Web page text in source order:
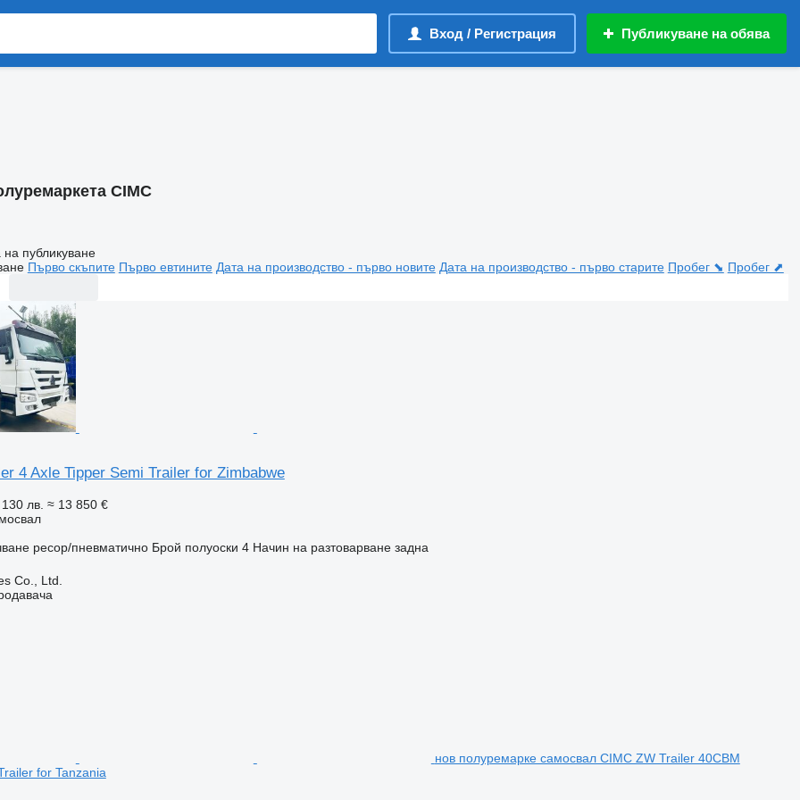
Вход / Регистрация Публикуване на обява
CIMC
на публикуване
Първо скъпите Първо евтините Дата на производство - първо новите Дата на производство - първо старите Пробег ⬊ Пробег ⬈
4 Axle Tipper Semi Trailer for Zimbabwe
лв. ≈ 13 850 €
ресор/пневматично Брой полуоски 4 Начин на разтоварване задна
Co., Ltd.
нов полуремарке самосвал CIMC ZW Trailer 40CBM
for Tanzania